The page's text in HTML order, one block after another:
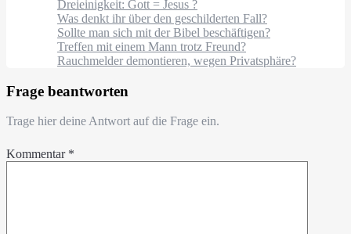
Dreieinigkeit: Gott = Jesus ?
Was denkt ihr über den geschilderten Fall?
Sollte man sich mit der Bibel beschäftigen?
Treffen mit einem Mann trotz Freund?
Rauchmelder demontieren, wegen Privatsphäre?
Frage beantworten
Trage hier deine Antwort auf die Frage ein.
Kommentar *